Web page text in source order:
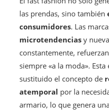
las prendas, sino también
consumidores. Las
microtendencias y
constantemente,
siempre «a la moda».
sustituido el concepto de
atemporal por la
armario, lo que genera